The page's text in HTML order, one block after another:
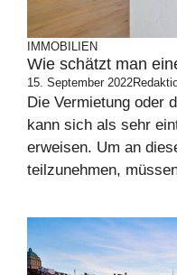
IMMOBILIEN
Wie schätzt man
15. September 2022
Die Vermietung oder
kann sich als sehr
erweisen. Um an
teilzunehmen,